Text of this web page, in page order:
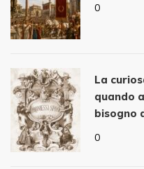
0
La
quando
bisogno
0